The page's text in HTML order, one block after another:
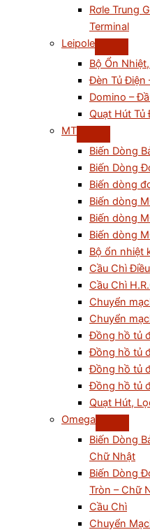
Rơle Trung
Terminal
Leipole
Bộ Ổn
Đèn Tủ Điện
Domino –
Quạt Hút Tủ
MT
Biến Dòng
Biến Dòng
Biến dòng
Biến dòng
Biến dòng
Biến dòng
Bộ ổn nhiệt
Cầu Chì
Cầu Chì
Chuyển
Chuyển
Đồng hồ tủ
Đồng hồ tủ
Đồng hồ tủ
Đồng hồ tủ
Quạt Hút,
Omega
Biến Dòng
Chữ Nhật
Biến Dòng
Tròn – Chữ
Cầu Chì
Chuyển